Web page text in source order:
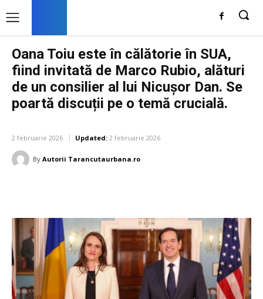
Oana Toiu este în călătorie în SUA,
fiind invitată de Marco Rubio, alături
de un consilier al lui Nicușor Dan. Se
poartă discuții pe o temă crucială.
2 februarie 2026 Updated: 2 februarie 2026
By Autorii Tarancutaurbana.ro